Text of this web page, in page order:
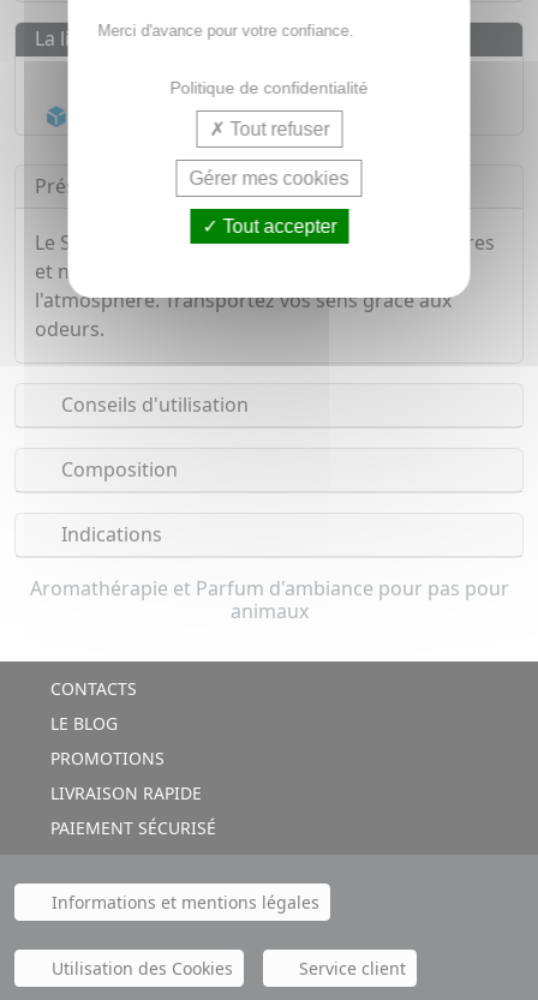
La livraison
Livraison gratuite dès
55€
Acheminement Chronopost
Présentation
Le Spray Aroma aux huiles essentielles 100% pures
et naturelles laisse une odeur exquise dans
l'atmosphère. Transportez vos sens grâce aux
odeurs.
Conseils d'utilisation
Composition
Indications
Aromathérapie et Parfum d'ambiance pour pas pour
animaux
CONTACTS
LE BLOG
PROMOTIONS
LIVRAISON RAPIDE
PAIEMENT SÉCURISÉ
Informations et mentions légales
Utilisation des Cookies Service client
Merci d'avance pour votre confiance.
Politique de confidentialité
Tout refuser
Gérer mes cookies
Tout accepter